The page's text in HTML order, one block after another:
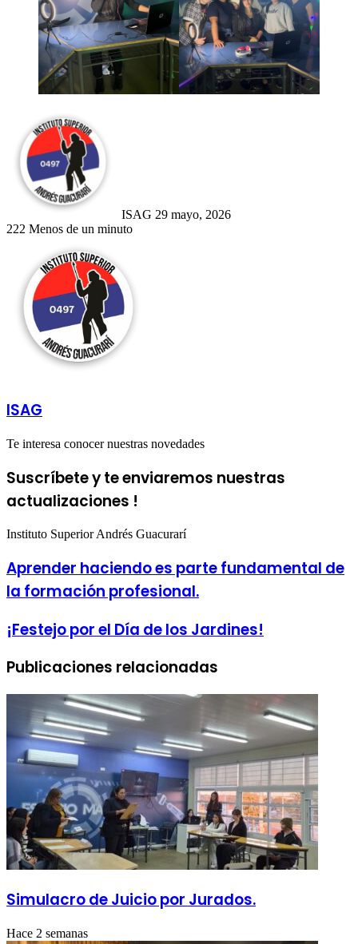
ISAG 29 mayo, 2026
222 Menos de un minuto
ISAG
Te interesa conocer nuestras novedades
Suscríbete y te enviaremos nuestras
actualizaciones !
Instituto Superior Andrés Guacurarí
Aprender haciendo es parte fundamental de
la formación profesional.
¡Festejo por el Día de los Jardines!
Publicaciones relacionadas
Simulacro de Juicio por Jurados.
Hace 2 semanas